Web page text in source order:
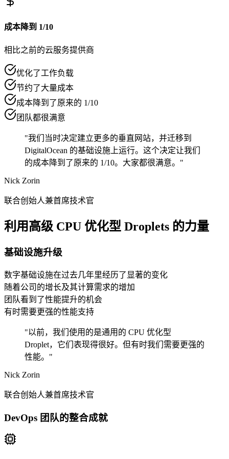
成本降到 1/10
相比之前的云服务提供商
优化了工作负载
节约了大量成本
成本降到了原来的 1/10
团队都很满意
"我们当时决定建立更多的垂直网站，并迁移到
DigitalOcean 的基础设施上运行。这个决定让我们
的成本降到了原来的 1/10。大家都很满意。"
Nick Zorin
联合创始人兼首席技术官
利用高级 CPU 优化型 Droplets 的力量
基础设施升级
数字基础设施在过去几年里经历了显著的变化
随着公司的增长及其计算需求的增加
团队看到了性能提升的机会
有时需要更强的性能支持
"以前，我们使用的是通用的 CPU 优化型
Droplet，它们表现得很好。但有时我们需要更强的
性能。"
Nick Zorin
联合创始人兼首席技术官
DevOps 团队的整合成就